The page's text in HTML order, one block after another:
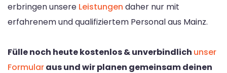
erbringen unsere Leistungen daher nur mit
erfahrenem und qualifiziertem Personal aus Mainz.
Fülle noch heute kostenlos & unverbindlich unser
Formularaus und wir planen gemeinsam deinen